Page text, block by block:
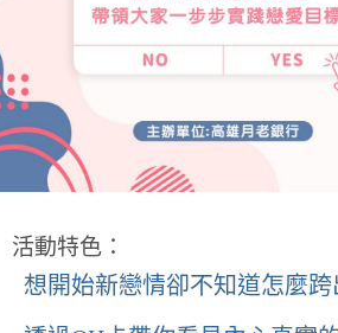
活動特色：
想開始新戀情卻不知道怎麼跨